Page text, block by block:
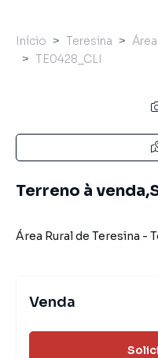
Início Teresina
TE0428_CLI
Terreno à
Área Rural de Teresina -
Venda